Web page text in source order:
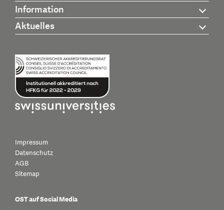
Information
Aktuelles
Impressum
Datenschutz
AGB
Sitemap
OST auf Social Media